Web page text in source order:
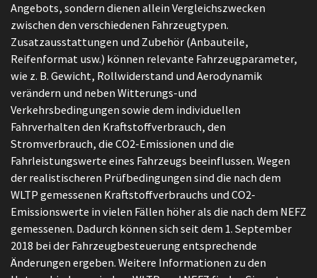
Angebots, sondern dienen allein Vergleichszwecken
zwischen den verschiedenen Fahrzeugtypen.
Zusatzausstattungen und Zubehör (Anbauteile,
Reifenformat usw.) können relevante Fahrzeugparameter,
wie z. B. Gewicht, Rollwiderstand und Aerodynamik
verändern und neben Witterungs-und
Verkehrsbedingungen sowie dem individuellen
Fahrverhalten den Kraftstoffverbrauch, den
Stromverbrauch, die CO2-Emissionen und die
Fahrleistungswerte eines Fahrzeugs beeinflussen. Wegen
der realistischeren Prüfbedingungen sind die nach dem
WLTP gemessenen Kraftstoffverbrauchs und CO2-
Emissionswerte in vielen Fällen höher als die nach dem NEFZ
gemessenen. Dadurch können sich seit dem 1. September
2018 bei der Fahrzeugbesteuerung entsprechende
Änderungen ergeben. Weitere Informationen zu den